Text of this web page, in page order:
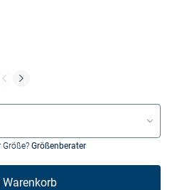
Größenberater
Warenkorb